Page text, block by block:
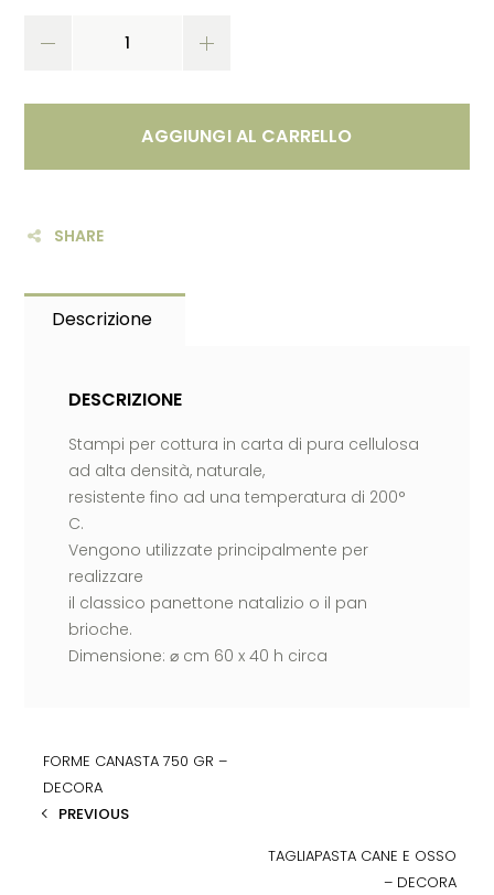
AGGIUNGI AL CARRELLO
SHARE
Descrizione
DESCRIZIONE
Stampi per cottura in carta di pura cellulosa
ad alta densità, naturale,
resistente fino ad una temperatura di 200°
C.
Vengono utilizzate principalmente per
realizzare
il classico panettone natalizio o il pan
brioche.
Dimensione: ⌀ cm 60 x 40 h circa
FORME CANASTA 750 GR –
DECORA
PREVIOUS
TAGLIAPASTA CANE E OSSO
– DECORA